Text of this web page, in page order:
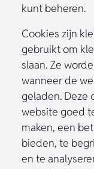
kunt beheren.
Cookies zijn
gebruikt om
slaan. Ze
wanneer de
geladen. Deze
website goed
maken, een
bieden, te
en te